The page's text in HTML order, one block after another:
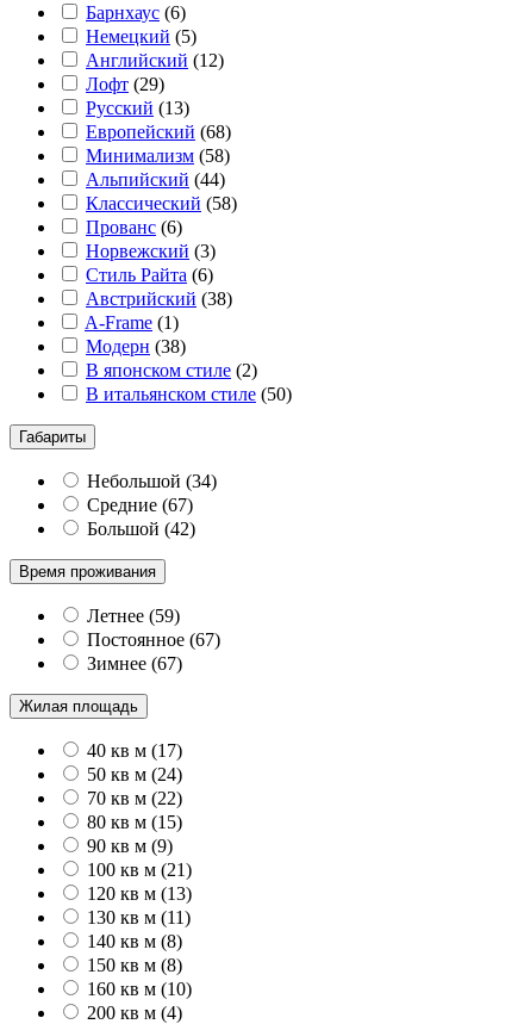
Барнхаус (6)
Немецкий (5)
Английский (12)
Лофт (29)
Русский (13)
Европейский (68)
Минимализм (58)
Альпийский (44)
Классический (58)
Прованс (6)
Норвежский (3)
Стиль Райта (6)
Австрийский (38)
A-Frame (1)
Модерн (38)
В японском стиле (2)
В итальянском стиле (50)
Габариты
Небольшой (34)
Средние (67)
Большой (42)
Время проживания
Летнее (59)
Постоянное (67)
Зимнее (67)
Жилая площадь
40 кв м (17)
50 кв м (24)
70 кв м (22)
80 кв м (15)
90 кв м (9)
100 кв м (21)
120 кв м (13)
130 кв м (11)
140 кв м (8)
150 кв м (8)
160 кв м (10)
200 кв м (4)